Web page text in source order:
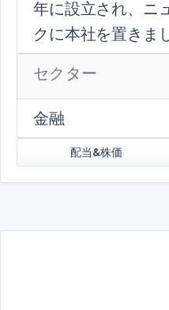
年に設立され、ニ
クに本社を置きま
セクター
金融
配当&株価